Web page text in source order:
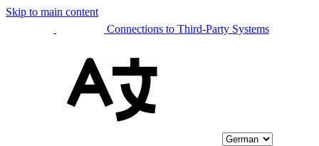
Skip to main content
Connections to Third-Party Systems